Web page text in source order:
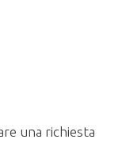
una richiesta